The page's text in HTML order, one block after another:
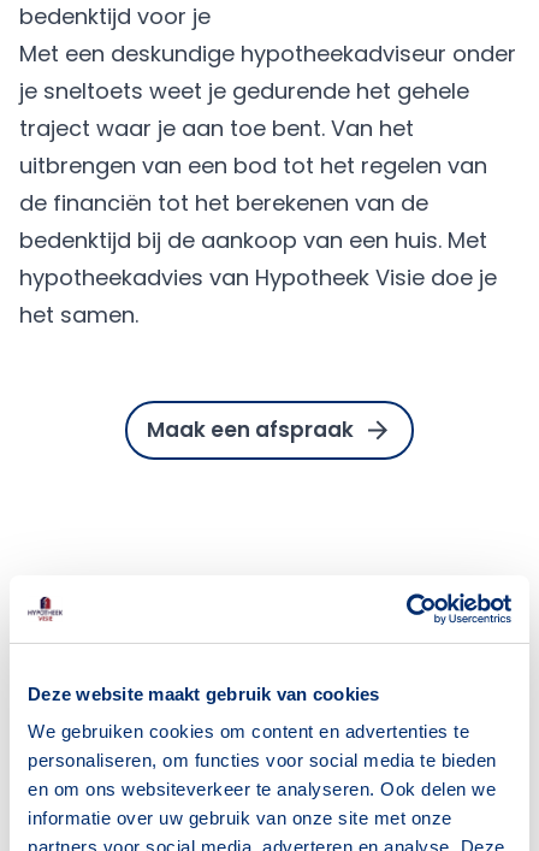
Deze website maakt gebruik van cookies
We gebruiken cookies om content en advertenties te
personaliseren, om functies voor social media te bieden
en om ons websiteverkeer te analyseren. Ook delen we
informatie over uw gebruik van onze site met onze
partners voor social media, adverteren en analyse. Deze
bedenktijd voor je
Met een deskundige hypotheekadviseur onder
je sneltoets weet je gedurende het gehele
traject waar je aan toe bent. Van het
uitbrengen van een bod tot het regelen van
de financiën tot het berekenen van de
bedenktijd bij de aankoop van een huis. Met
hypotheekadvies van Hypotheek Visie doe je
het samen.
Maak een afspraak
Meer actueel